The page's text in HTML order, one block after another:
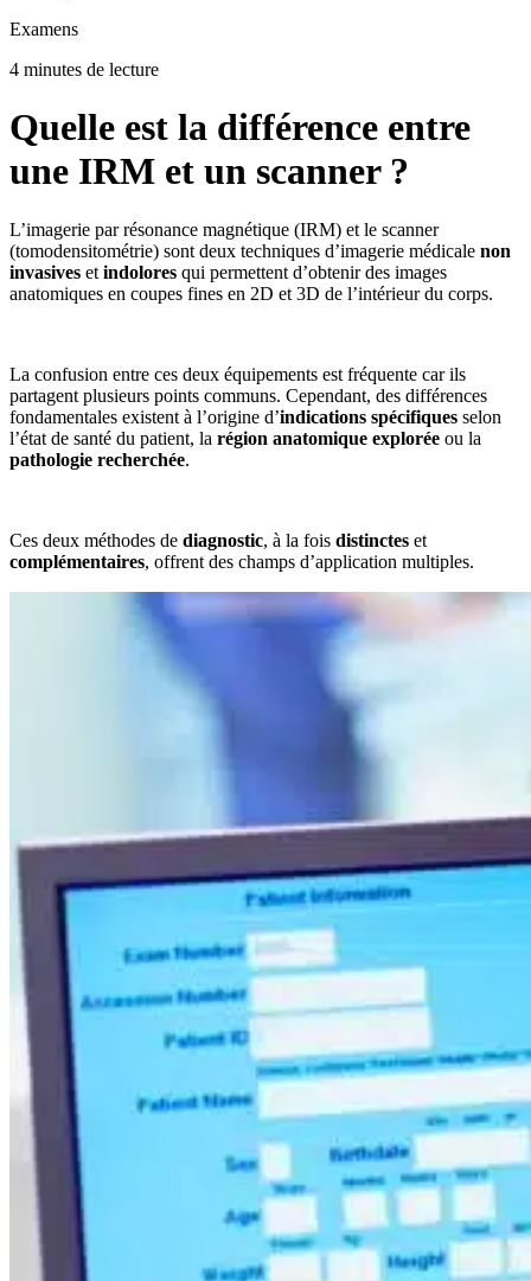
Examens
4 minutes de lecture
Quelle est la différence entre
une IRM et un scanner ?
L’imagerie par résonance magnétique (IRM) et le scanner
(tomodensitométrie) sont deux techniques d’imagerie médicale non
invasives et indolores qui permettent d’obtenir des images
anatomiques en coupes fines en 2D et 3D de l’intérieur du corps.
La confusion entre ces deux équipements est fréquente car ils
partagent plusieurs points communs. Cependant, des différences
fondamentales existent à l’origine d’indications spécifiques selon
l’état de santé du patient, la région anatomique explorée ou la
pathologie recherchée.
Ces deux méthodes de diagnostic, à la fois distinctes et
complémentaires, offrent des champs d’application multiples.